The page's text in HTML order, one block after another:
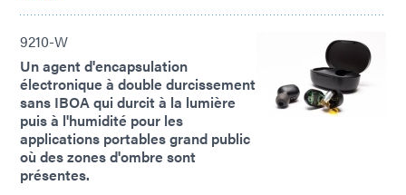
9210-W
Un agent d'encapsulation
électronique à double durcissement
sans IBOA qui durcit à la lumière
puis à l'humidité pour les
applications portables grand public
où des zones d'ombre sont
présentes.